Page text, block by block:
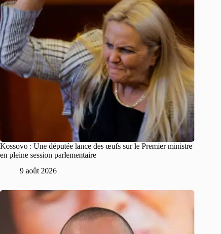
Kossovo : Une députée lance des œufs sur le Premier ministre
en pleine session parlementaire
9 août 2026